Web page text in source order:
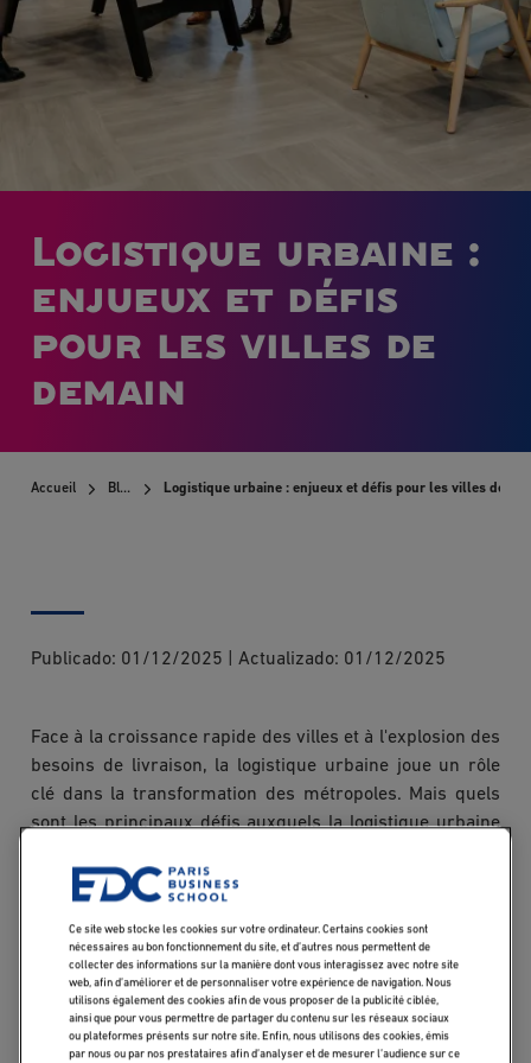
Logistique urbaine :
enjueux et défis
pour les villes de
demain
Accueil Blog Logistique urbaine : enjueux et défis pour les villes de
Publicado: 01/12/2025 Actualizado: 01/12/2025
Face à la croissance rapide des villes et à l'explosion des
besoins de livraison, la logistique urbaine joue un rôle
clé dans la transformation des métropoles. Mais quels
sont les principaux défis auxquels la logistique urbaine
Qu'est-ce que la
logistique urbaine ?
La logistique urbaine désigne l’ensemble des activités
visant à organiser le transport, le stockage et la
Ce site web stocke les cookies sur votre ordinateur. Certains cookies sont
nécessaires au bon fonctionnement du site, et d’autres nous permettent de
collecter des informations sur la manière dont vous interagissez avec notre site
web, afin d’améliorer et de personnaliser votre expérience de navigation. Nous
utilisons également des cookies afin de vous proposer de la publicité ciblée,
ainsi que pour vous permettre de partager du contenu sur les réseaux sociaux
ou plateformes présents sur notre site. Enfin, nous utilisons des cookies, émis
par nous ou par nos prestataires afin d’analyser et de mesurer l’audience sur ce